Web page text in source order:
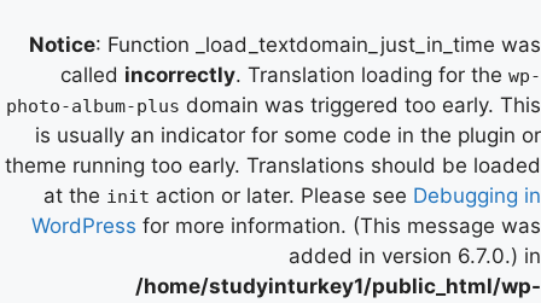
Notice: Function _load_textdomain_just_in_time was
called incorrectly. Translation loading for the wp-
photo-album-plus domain was triggered too early. This
is usually an indicator for some code in the plugin or
theme running too early. Translations should be loaded
at the init action or later. Please see Debugging in
WordPress for more information. (This message was
added in version 6.7.0.) in
/home/studyinturkey1/public_html/wp-